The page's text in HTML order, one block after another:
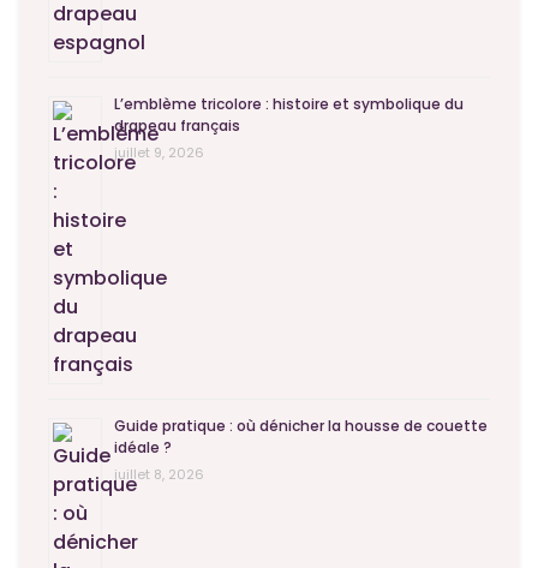
L’emblème tricolore : histoire et symbolique du
drapeau français
juillet 9, 2026
Guide pratique : où dénicher la housse de couette
idéale ?
juillet 8, 2026